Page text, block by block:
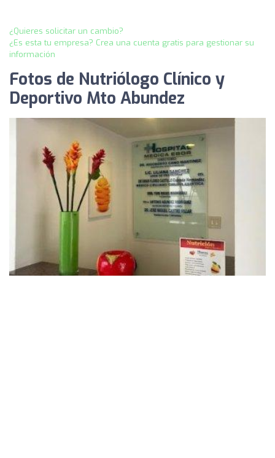
¿Quieres solicitar un cambio?
¿Es esta tu empresa? Crea una cuenta gratis para gestionar su
información
Fotos de Nutriólogo Clínico y
Deportivo Mto Abundez